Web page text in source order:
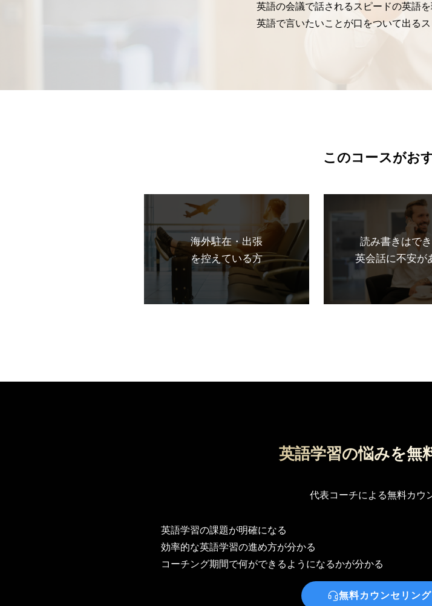
英語の会議で話されるスピードの英語
英語で言いたいことが口をついて出る
このコースがお
海外駐在・出張
を控えている方
読み書きはで
英会話に不安が
英語学習の悩みを無
代表コーチによる無料カウ
英語学習の課題が明確になる
効率的な英語学習の進め方が分かる
コーチング期間で何ができるようになるかが分かる
無料カウンセリン